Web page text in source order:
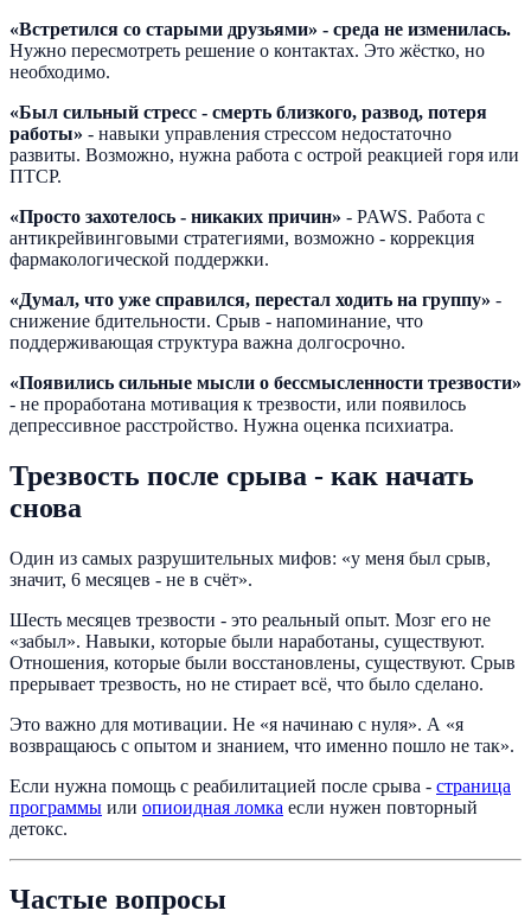
«Встретился со старыми друзьями» - среда не изменилась.
Нужно пересмотреть решение о контактах. Это жёстко, но
необходимо.
«Был сильный стресс - смерть близкого, развод, потеря
работы» - навыки управления стрессом недостаточно
развиты. Возможно, нужна работа с острой реакцией горя или
ПТСР.
«Просто захотелось - никаких причин» - PAWS. Работа с
антикрейвинговыми стратегиями, возможно - коррекция
фармакологической поддержки.
«Думал, что уже справился, перестал ходить на группу» -
снижение бдительности. Срыв - напоминание, что
поддерживающая структура важна долгосрочно.
«Появились сильные мысли о бессмысленности трезвости»
- не проработана мотивация к трезвости, или появилось
депрессивное расстройство. Нужна оценка психиатра.
Трезвость после срыва - как начать
снова
Один из самых разрушительных мифов: «у меня был срыв,
значит, 6 месяцев - не в счёт».
Шесть месяцев трезвости - это реальный опыт. Мозг его не
«забыл». Навыки, которые были наработаны, существуют.
Отношения, которые были восстановлены, существуют. Срыв
прерывает трезвость, но не стирает всё, что было сделано.
Это важно для мотивации. Не «я начинаю с нуля». А «я
возвращаюсь с опытом и знанием, что именно пошло не так».
Если нужна помощь с реабилитацией после срыва - страница
программы или опиоидная ломка если нужен повторный
детокс.
Частые вопросы